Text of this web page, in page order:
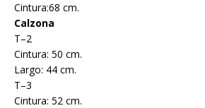
Cintura:68 cm.
Calzona
T–2
Cintura: 50 cm.
Largo: 44 cm.
T–3
Cintura: 52 cm.